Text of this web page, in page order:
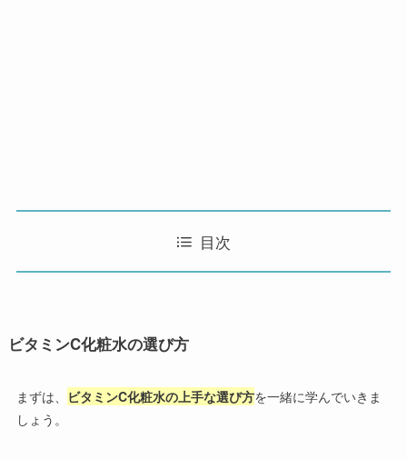
目次
ビタミンC化粧水の選び方
まずは、 ビタミンC化粧水の上手な選び方を一緒に学んでいきま
しょう。